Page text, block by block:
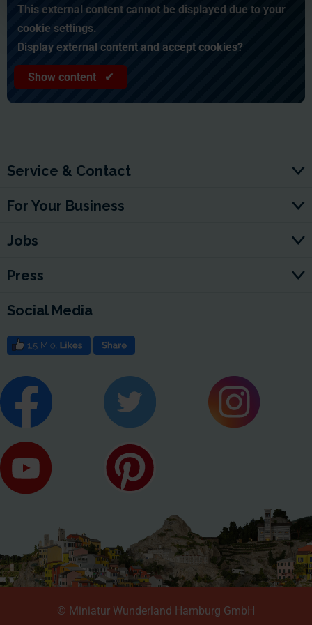
This external content cannot be displayed due to your
cookie settings.
Display external content and accept cookies?
Show content ✔
Service & Contact
For Your Business
Jobs
Press
Social Media
© Miniatur Wunderland Hamburg GmbH